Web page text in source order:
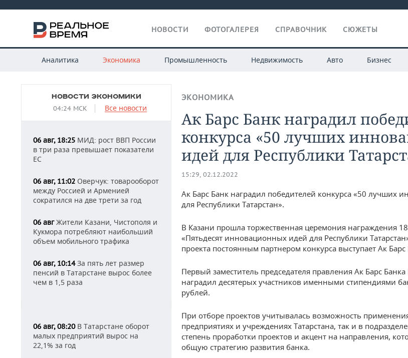
НОВОСТИ ФОТОГАЛЕРЕЯ СПРАВОЧНИК СЮЖЕТЫ
Аналитика Экономика Промышленность Недвижимость Авто Бизнес
НОВОСТИ ЭКОНОМИКИ
04:24 МСК Все новости
06 авг, 18:25 МИД: рост ВВП России
в три раза превышает показатели
ЕС
06 авг, 11:02 Оверчук: товарооборот
между Россией и Арменией
сократился на две трети за год
06 авгЖители Казани, Чистополя и
Кукмора потребляют наибольший
объем мобильного трафика
06 авг, 10:14За пять лет размер
пенсий в Татарстане вырос более
чем в 1,5 раза
06 авг, 08:20В Татарстане оборот
малых предприятий вырос на
22,1% за год
ЭКОНОМИКА
Ак Барс Банк наградил
конкурса «50 лучших
идей для Республики
15:29, 02.12.2022
Ак Барс Банк наградил победителей конкурса «50 лучших
для Республики Татарстан».
В Казани прошла торжественная церемония награждения
«Пятьдесят инновационных идей для Республики
проекта постоянным партнером конкурса выступает Ак Барс
Первый заместитель председателя правления Ак Барс
наградил десятерых участников именными стипендиями
рублей.
При отборе проектов учитывалась возможность
предприятиях и учреждениях Татарстана, так и в
степень проработки проектов и акцент на направления,
общую стратегию развития банка.